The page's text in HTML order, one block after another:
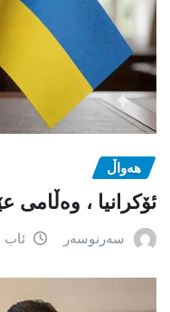
هەواڵ
ئۆکرانیا ، وەڵامی
سەرنوسەر ئاب 2, 2026